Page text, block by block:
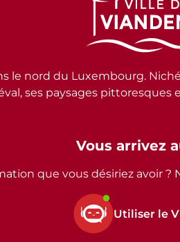
Vous arrivez
que vous désiriez avoir
Utiliser le
nord du Luxembourg.
ses paysages pittoresques